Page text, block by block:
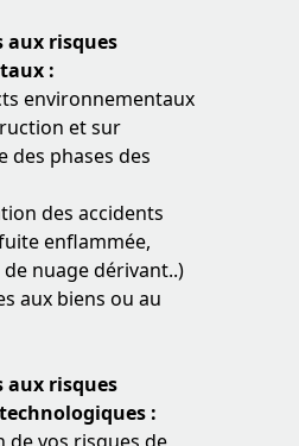
aux risques
:
environnementaux
et sur
des phases des
des accidents
enflammée,
nuage dérivant..)
aux biens ou au
aux risques
: